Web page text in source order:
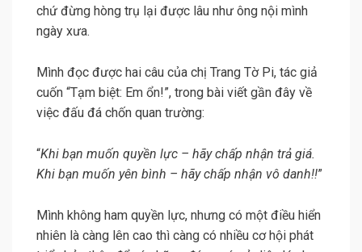
chứ đừng hòng trụ lại được lâu như ông nội mình
ngày xưa.
Mình đọc được hai câu của chị Trang Tờ Pi, tác giả
cuốn “Tạm biệt: Em ổn!”, trong bài viết gần đây về
việc đấu đá chốn quan trường:
“Khi bạn muốn quyền lực – hãy chấp nhận trả giá.
Khi bạn muốn yên bình – hãy chấp nhận vô danh!!”
Mình không ham quyền lực, nhưng có một điều hiển
nhiên là càng lên cao thì càng có nhiều cơ hội phát